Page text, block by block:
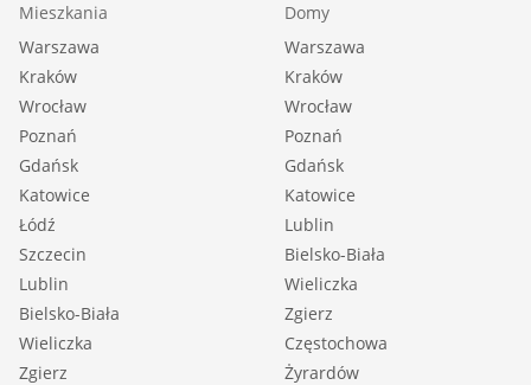
Mieszkania
Warszawa
Kraków
Wrocław
Poznań
Gdańsk
Katowice
Łódź
Szczecin
Lublin
Bielsko-Biała
Wieliczka
Zgierz
Domy
Warszawa
Kraków
Wrocław
Poznań
Gdańsk
Katowice
Lublin
Bielsko-Biała
Wieliczka
Zgierz
Częstochowa
Żyrardów